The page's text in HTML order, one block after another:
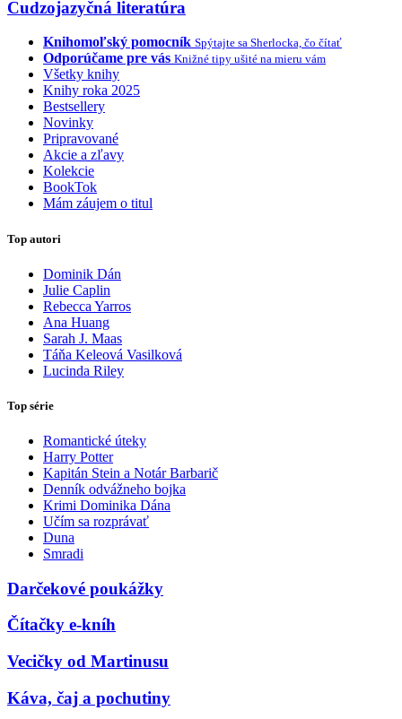
Cudzojazyčná literatúra
Knihomoľský pomocník Spýtajte sa Sherlocka, čo čítať
Odporúčame pre vás Knižné tipy ušité na mieru vám
Všetky knihy
Knihy roka 2025
Bestsellery
Novinky
Pripravované
Akcie a zľavy
Kolekcie
BookTok
Mám záujem o titul
Top autori
Dominik Dán
Julie Caplin
Rebecca Yarros
Ana Huang
Sarah J. Maas
Táňa Keleová Vasilková
Lucinda Riley
Top série
Romantické úteky
Harry Potter
Kapitán Stein a Notár Barbarič
Denník odvážneho bojka
Krimi Dominika Dána
Učím sa rozprávať
Duna
Smradi
Darčekové poukážky
Čítačky e-kníh
Vecičky od Martinusu
Káva, čaj a pochutiny